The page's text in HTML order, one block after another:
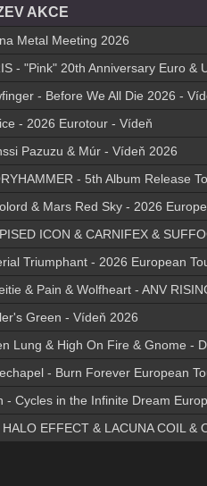
AKCE
Metal Meeting 2026
- "Pink" 20th Anniversary Euro &
- Before We All Die 2026 -
- 2026 Eurotour - Vídeň
Pazuzu & Múr - Vídeň 2026
- 5th Album Release
& Mars Red Sky - 2026
ICON & CARNIFEX &
Triumphant - 2026 European
& Pain & Wolfheart - ANV
Green - Vídeň 2026
Lung & High On Fire & Gnome -
- Burn Forever European
- Cycles in the Infinite Dream
EFFECT & LACUNA COIL &